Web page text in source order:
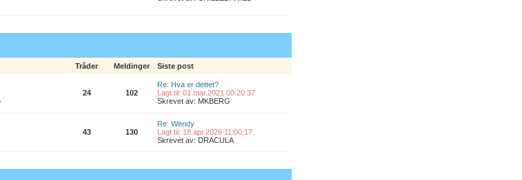
Tråder Meldinger Siste post
24 102
Re: Hva er dettet?
Lagt til: 01.mar.2021 00:20:37
Skrevet av: MKBERG
43 130
Re: Wendy
Lagt til: 18.apr.2026 11:00:17
Skrevet av: DRACULA